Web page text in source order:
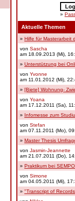
»
Aktuelle Themen
» Hilfe für Masterarbeit
von Sascha
am 18.09.2013 (Mi),
» Unterstützung bei
von Yvonne
am 11.01.2012 (Mi),
» [Biete] Wohnung-
von Yoana
am 17.12.2011 (Sa),
» Infomesse zum
von Stefan
am 07.11.2011 (Mo),
» Master Thesis
von Jasmin-Jeannette
am 21.07.2011 (Do),
» Praktikum bei
von Simone
am 04.05.2011 (Mi),
» "Transcript of